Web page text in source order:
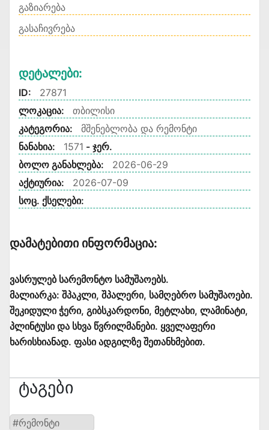
გაზიარება
გასაჩივრება
Დეტალები:
ID:
27871
ლოკაცია:
თბილისი
კატეგორია:
მშენებლობა და რემონტი
ნანახია:
1571 - ჯერ.
ბოლო განახლება:
2026-06-29
აქტიურია:
2026-07-09
სოც. ქსელები:
Დამატებითი Ინფორმაცია:
ვასრულებ სარემონტო სამუშაოებს.
მალიარკა: შპაკლი, შპალერი, სამღებრო სამუშაოები.
შეკიდული ჭერი, გიბსკარდონი, მეტლახი, ლამინატი,
პლინტუსი და სხვა წვრილმანები. ყველაფერი
ხარისხიანად. ფასი ადგილზე შეთანხმებით.
Ტაგები
#რემონტი